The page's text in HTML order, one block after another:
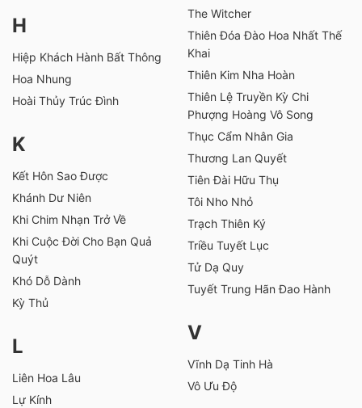
H
Hiệp Khách Hành Bất Thông
Hoa Nhung
Hoài Thủy Trúc Đình
K
Kết Hôn Sao Được
Khánh Dư Niên
Khi Chim Nhạn Trở Về
Khi Cuộc Đời Cho Bạn Quả
Quýt
Khó Dỗ Dành
Kỳ Thủ
L
Liên Hoa Lâu
Lự Kính
The Witcher
Thiên Đóa Đào Hoa Nhất Thế
Khai
Thiên Kim Nha Hoàn
Thiên Lệ Truyền Kỳ Chi
Phượng Hoàng Vô Song
Thục Cẩm Nhân Gia
Thương Lan Quyết
Tiên Đài Hữu Thụ
Tôi Nho Nhỏ
Trạch Thiên Ký
Triều Tuyết Lục
Tử Dạ Quy
Tuyết Trung Hãn Đao Hành
V
Vĩnh Dạ Tinh Hà
Vô Ưu Độ